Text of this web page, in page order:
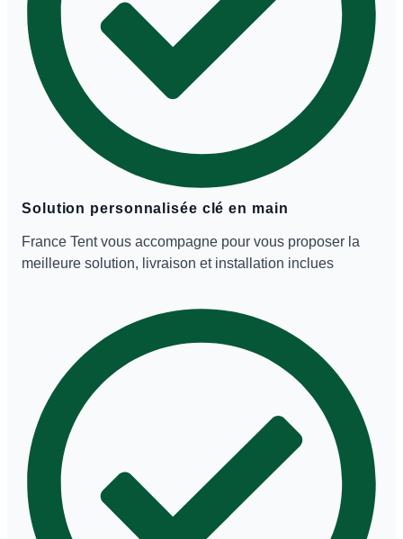
Solution personnalisée clé en main
France Tent vous accompagne pour vous proposer la
meilleure solution, livraison et installation inclues